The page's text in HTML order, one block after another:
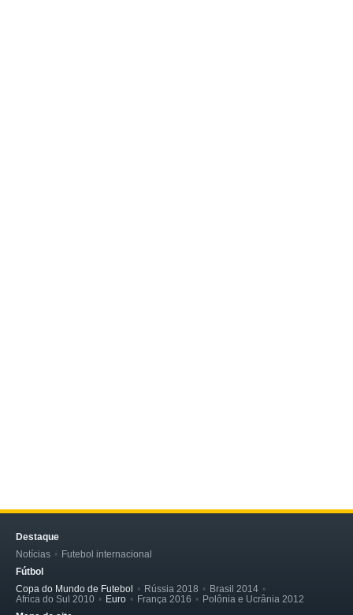
Destaque
Notícias
Futebol internacional
Fútbol
Copa do Mundo de Futebol
Rússia 2018
Brasil 2014
Africa do Sul 2010
Euro França 2016
Polônia e Ucrânia 2012